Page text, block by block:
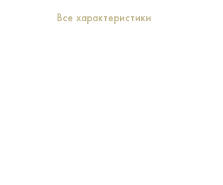
Все характеристики